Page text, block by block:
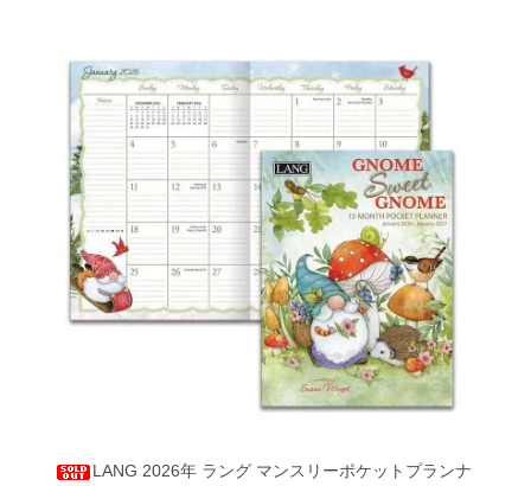
LANG 2026年 ラング マンスリーポケットプランナ